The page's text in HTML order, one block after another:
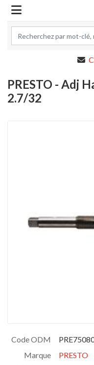
PRESTO - Adj
2.7/32
Code ODM
Marque
PRESTO